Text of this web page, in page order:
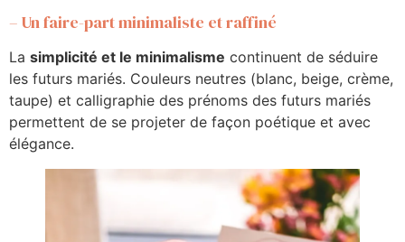
– Un faire-part minimaliste et raffiné
La simplicité et le minimalisme continuent de séduire
les futurs mariés. Couleurs neutres (blanc, beige, crème,
taupe) et calligraphie des prénoms des futurs mariés
permettent de se projeter de façon poétique et avec
élégance.